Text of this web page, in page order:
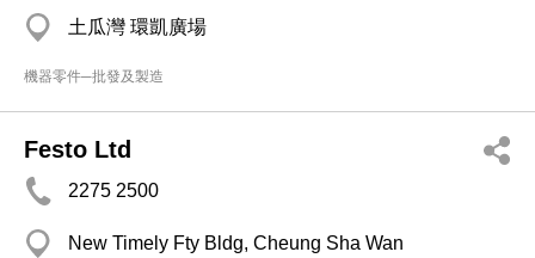
土瓜灣 環凱廣場
機器零件─批發及製造
Festo Ltd
2275 2500
New Timely Fty Bldg, Cheung Sha Wan